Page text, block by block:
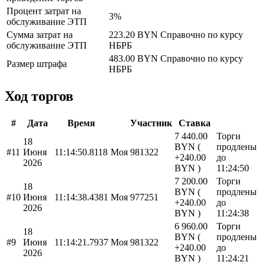
Процент затрат на
обслуживание ЭТП
3%
Сумма затрат на
обслуживание ЭТП
223.20 BYN Справочно по курсу
НБРБ
Размер штрафа
483.00 BYN Справочно по курсу
НБРБ
Ход торгов
# Дата Время Участник Ставка
#11
18
Июня
2026
11:14:50.8118 Моя 981322
7 440.00
BYN (
+240.00
BYN )
Торги
продлены
до
11:24:50
#10
18
Июня
2026
11:14:38.4381 Моя 977251
7 200.00
BYN (
+240.00
BYN )
Торги
продлены
до
11:24:38
#9
18
Июня
2026
11:14:21.7937 Моя 981322
6 960.00
BYN (
+240.00
BYN )
Торги
продлены
до
11:24:21